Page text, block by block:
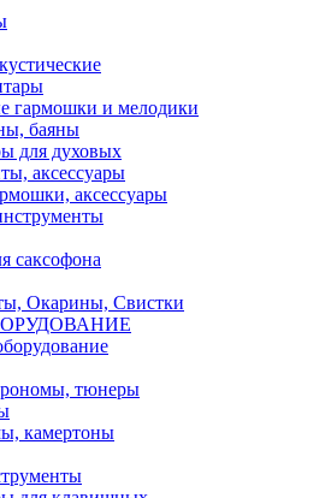
гармошки и мелодики
баяны
для духовых
аксессуары
аксессуары
саксофона
Окарины, Свистки
тюнеры
камертоны